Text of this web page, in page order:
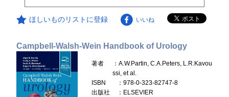
ほしいものリストに登録 いいね
Campbell-Walsh-Wein Handbook of Urology
著者
：A.W.Partin, C.A.Peters, L.R.Kavou
ssi, et al.
ISBN
：978-0-323-82747-8
出版社
：ELSEVIER